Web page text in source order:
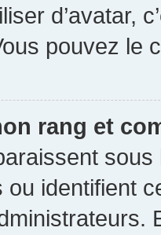
d’avatar,
pouvez
rang et
ou identifient